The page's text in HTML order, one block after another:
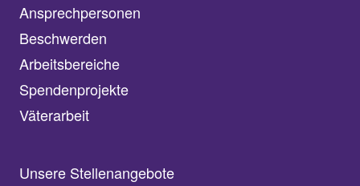
Ansprechpersonen
Beschwerden
Arbeitsbereiche
Spendenprojekte
Väterarbeit
Unsere Stellenangebote